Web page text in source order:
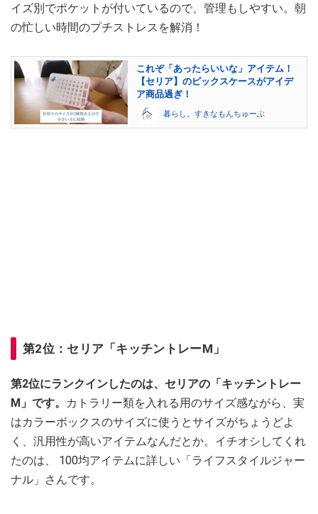
イズ別でポケットが付いているので、管理もしやすい。朝
の忙しい時間のプチストレスを解消！
これぞ「あったらいいな」アイテム！
【セリア】のピックスケースがアイデ
ア商品過ぎ！
暮らし。すきなもんちゅーぶ
第2位：セリア「キッチントレーM」
第2位にランクインしたのは、セリアの「キッチントレー
M」です。
カトラリー類を入れる用のサイズ感ながら、実
はカラーボックスのサイズに使うとサイズがちょうどよ
く、汎用性が高いアイテムなんだとか。イチオシしてくれ
たのは、 100均アイテムに詳しい「ライフスタイルジャー
ナル」さんです。